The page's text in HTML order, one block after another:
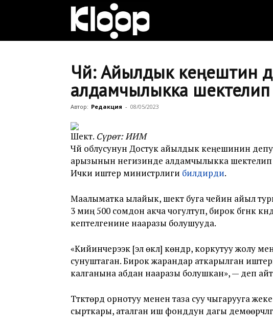
Чүй: Айылдык кеңештин
алдамчылыкка
Автор: Редакция - 08/05/2023
Шектүү. Сүрөт: ИИМ
Чүй облусунун Достук айылдык кеңешинин
арызынын негизинде алдамчылыкка
Ички иштер министрлиги билдирди.
Маалыматка ылайык, шектүү буга чейин айыл
3 миң 500 сомдон акча чогултуп, бирок бүгүнкү
кептелгенине нааразы болушууда.
«Кийинчерээк [эл өкүлү] көндүрүү, коркутуу жолу
сунуштаган. Бирок жарандар аткарылган
калганына абдан нааразы болушкан», — деп
Түтүктөрдү орнотуу менен таза суу чыгарууга
сырткары, аталган иш фонддун дагы